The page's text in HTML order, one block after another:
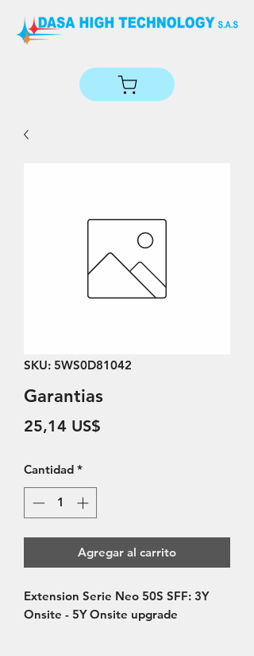
SKU: 5WS0D81042
Garantias
25,14 US$
Cantidad *
Agregar al carrito
Extension Serie Neo 50S SFF: 3Y
Onsite - 5Y Onsite upgrade